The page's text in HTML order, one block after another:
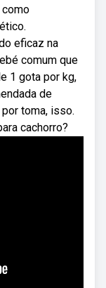
eficaz na
comum que
1 gota por kg,
de
toma, isso.
cachorro?